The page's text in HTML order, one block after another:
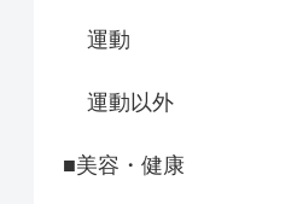
運動
運動以外
■美容・健康